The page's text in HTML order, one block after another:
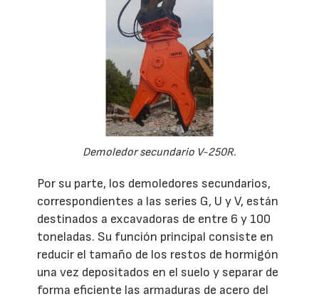
Demoledor secundario V-250R.
Por su parte, los demoledores secundarios,
correspondientes a las series G, U y V, están
destinados a excavadoras de entre 6 y 100
toneladas. Su función principal consiste en
reducir el tamaño de los restos de hormigón
una vez depositados en el suelo y separar de
forma eficiente las armaduras de acero del